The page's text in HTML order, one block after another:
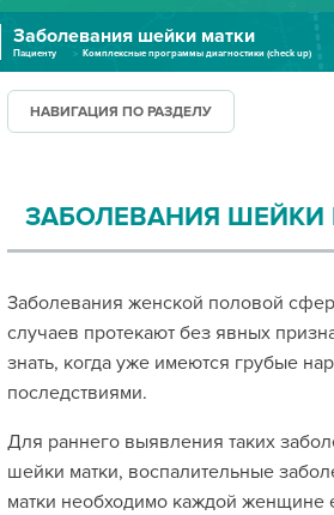
УСЛУГИ И ЦЕНЫ
ПАЦИЕНТУ
ПРАВОВАЯ ИНФОРМАЦИЯ
Заболевания шейки матки
Пациенту Комплексные программы диагностики (check up)
НАВИГАЦИЯ ПО РАЗДЕЛУ
ЗАБОЛЕВАНИЯ ШЕЙКИ
Заболевания женской половой
случаев протекают без явных
знать, когда уже имеются грубые
последствиями.
Для раннего выявления таких
шейки матки, воспалительные
матки необходимо каждой женщине